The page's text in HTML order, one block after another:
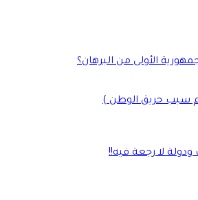
الأولى من البرهان؟
سبب حريق الوطن )
لا رجعة فيه!!